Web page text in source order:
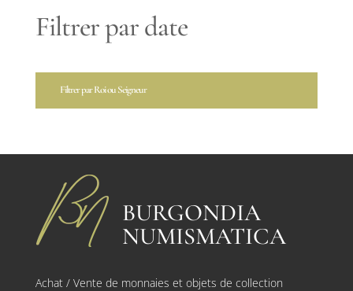
Filtrer par date
Filtrer par Roi ou Seigneur
BURGONDIA
NUMISMATICA
Achat / Vente de monnaies et objets de collection